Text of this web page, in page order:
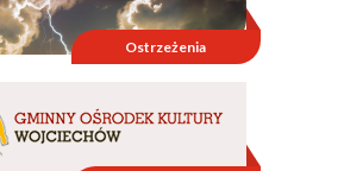
Ostrzeżenia